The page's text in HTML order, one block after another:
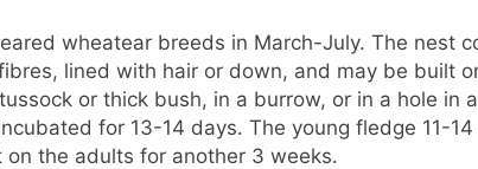
wheatear breeds in March-July. The nest
lined with hair or down, and may be built
or thick bush, in a burrow, or in a hole in
for 13-14 days. The young fledge 11-
on the adults for another 3 weeks.